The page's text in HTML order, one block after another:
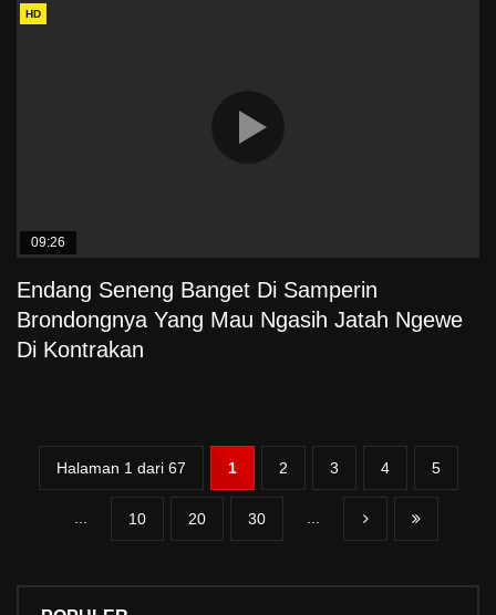
HD
09:26
Endang Seneng Banget Di Samperin
Brondongnya Yang Mau Ngasih Jatah Ngewe
Di Kontrakan
Halaman 1 dari 67 1 2 3 4 5
10 20 30